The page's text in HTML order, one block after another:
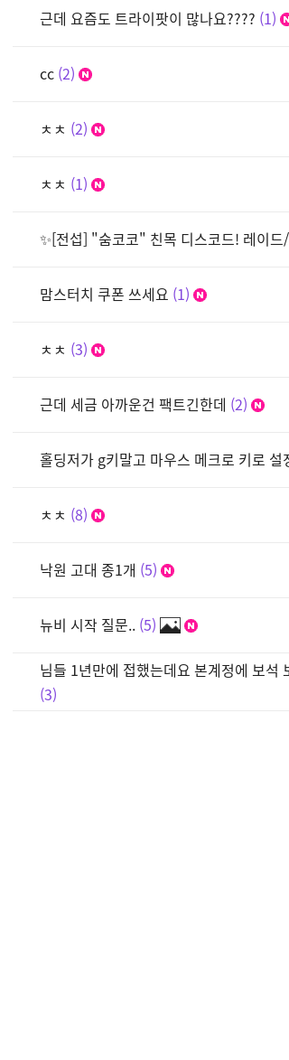
근데 요즘도 트라이팟이 많나요???? 1
cc 2
ㅊㅊ 2
ㅊㅊ 1
✨[전섭] "숨코코" 친목 디스코드! 레이
맘스터치 쿠폰 쓰세요 1
ㅊㅊ 3
근데 세금 아까운건 팩트긴한데 2
홀딩저가 g키말고 마우스 메크로 키로 설
ㅊㅊ 8
낙원 고대 종1개 5
뉴비 시작 질문.. 5
님들 1년만에 접했는데요 본계정에 보석
3